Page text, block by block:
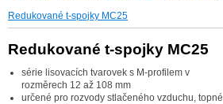
Redukované t-spojky MC25
Redukované t-spojky MC25
série lisovacích tvarovek s M-profilem v
rozměrech 12 až 108 mm
určené pro rozvody stlačeného vzduchu, topné